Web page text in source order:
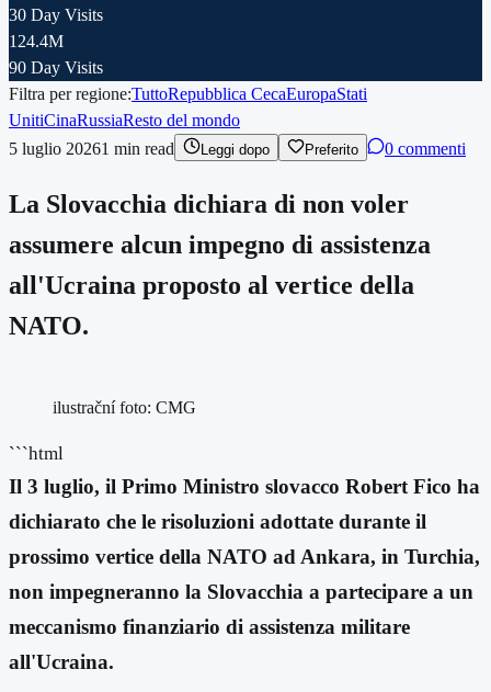
30 Day Visits
124.4M
90 Day Visits
Filtra per regione:TuttoRepubblica CecaEuropaStati
UnitiCinaRussiaResto del mondo
5 luglio 20261 min read Leggi dopo Preferito 0 commenti
La Slovacchia dichiara di non voler
assumere alcun impegno di assistenza
all'Ucraina proposto al vertice della
NATO.
ilustrační foto: CMG
```html
Il 3 luglio, il Primo Ministro slovacco Robert Fico ha
dichiarato che le risoluzioni adottate durante il
prossimo vertice della NATO ad Ankara, in Turchia,
non impegneranno la Slovacchia a partecipare a un
meccanismo finanziario di assistenza militare
all'Ucraina.